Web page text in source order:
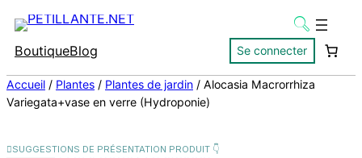
BoutiqueBlog Se connecter
Accueil / Plantes / Plantes de jardin / Alocasia Macrorrhiza
Variegata+vase en verre (Hydroponie)